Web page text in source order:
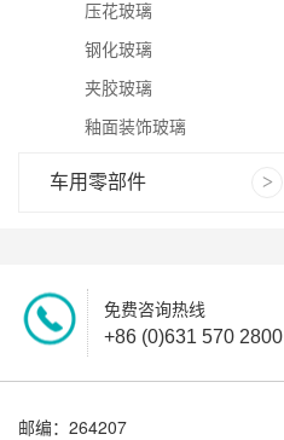
压花玻璃
钢化玻璃
夹胶玻璃
釉面装饰玻璃
车用零部件
免费咨询热线
+86 (0)631 570 2800
邮编：264207